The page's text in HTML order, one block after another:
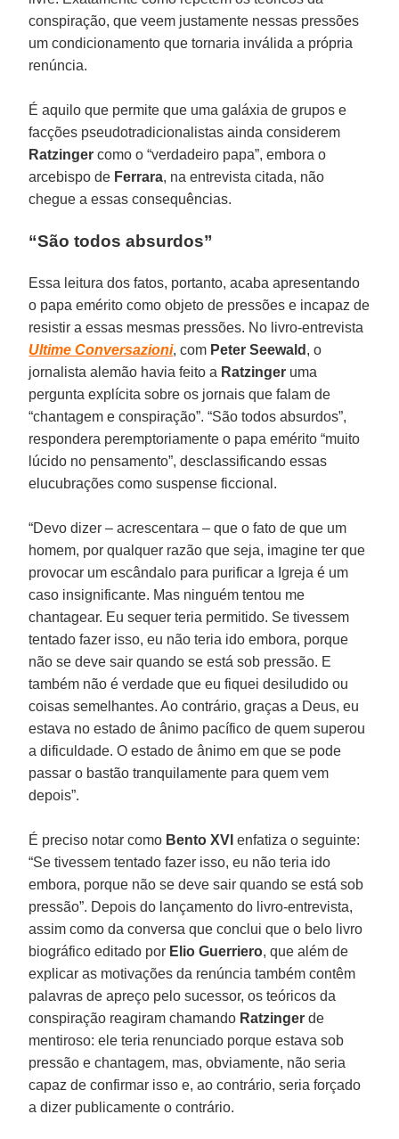
conspiração, que veem justamente nessas pressões
um condicionamento que tornaria inválida a própria
renúncia.
É aquilo que permite que uma galáxia de grupos e
facções pseudotradicionalistas ainda considerem
Ratzinger como o “verdadeiro papa”, embora o
arcebispo de Ferrara, na entrevista citada, não
chegue a essas consequências.
“São todos absurdos”
Essa leitura dos fatos, portanto, acaba apresentando
o papa emérito como objeto de pressões e incapaz de
resistir a essas mesmas pressões. No livro-entrevista
Ultime Conversazioni, com Peter Seewald , o
jornalista alemão havia feito a Ratzinger uma
pergunta explícita sobre os jornais que falam de
“chantagem e conspiração”. “São todos absurdos”,
respondera peremptoriamente o papa emérito “muito
lúcido no pensamento”, desclassificando essas
elucubrações como suspense ficcional.
“Devo dizer – acrescentara – que o fato de que um
homem, por qualquer razão que seja, imagine ter que
provocar um escândalo para purificar a Igreja é um
caso insignificante. Mas ninguém tentou me
chantagear. Eu sequer teria permitido. Se tivessem
tentado fazer isso, eu não teria ido embora, porque
não se deve sair quando se está sob pressão. E
também não é verdade que eu fiquei desiludido ou
coisas semelhantes. Ao contrário, graças a Deus, eu
estava no estado de ânimo pacífico de quem superou
a dificuldade. O estado de ânimo em que se pode
passar o bastão tranquilamente para quem vem
depois”.
É preciso notar como Bento XVI enfatiza o seguinte:
“Se tivessem tentado fazer isso, eu não teria ido
embora, porque não se deve sair quando se está sob
pressão”. Depois do lançamento do livro-entrevista,
assim como da conversa que conclui que o belo livro
biográfico editado por Elio Guerriero, que além de
explicar as motivações da renúncia também contêm
palavras de apreço pelo sucessor, os teóricos da
conspiração reagiram chamando Ratzinger de
mentiroso: ele teria renunciado porque estava sob
pressão e chantagem, mas, obviamente, não seria
capaz de confirmar isso e, ao contrário, seria forçado
a dizer publicamente o contrário.